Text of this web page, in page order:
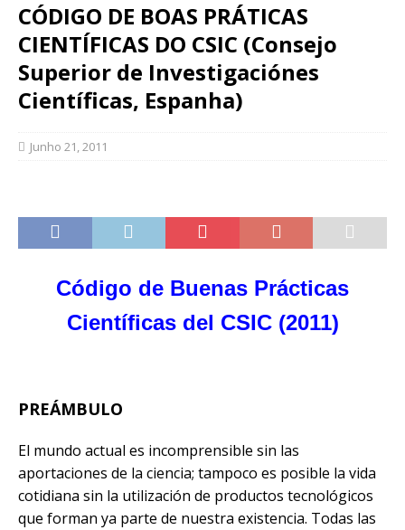
CÓDIGO DE BOAS PRÁTICAS
CIENTÍFICAS DO CSIC (Consejo
Superior de Investigaciónes
Científicas, Espanha)
Junho 21, 2011
Código de Buenas Prácticas
Científicas del CSIC (2011)
PREÁMBULO
El mundo actual es incomprensible sin las
aportaciones de la ciencia; tampoco es posible la vida
cotidiana sin la utilización de productos tecnológicos
que forman ya parte de nuestra existencia. Todas las